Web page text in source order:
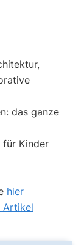
das ganze
für Kinder
hier
Artikel